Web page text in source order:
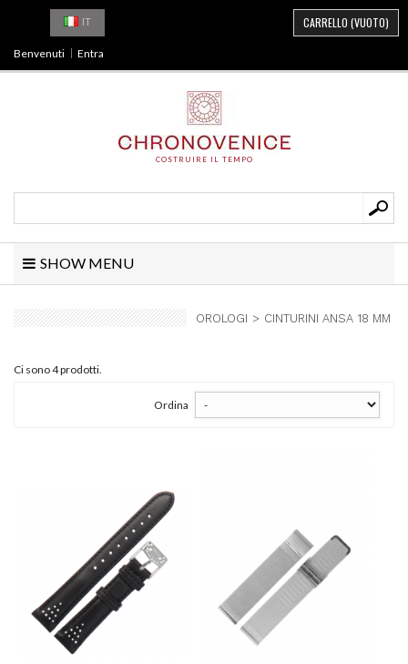
COSTRUIRE IL TEMPO
IT CARRELLO (VUOTO)
Benvenuti Entra
SHOW MENU
OROLOGI > CINTURINI ANSA 18 MM
Ci sono 4 prodotti.
Ordina